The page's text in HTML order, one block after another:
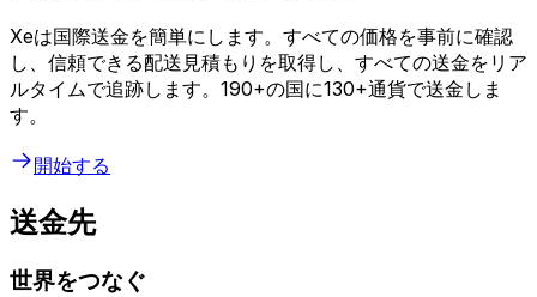
Xeは国際送金を簡単にします。すべての価格を事前に確認
し、信頼できる配送見積もりを取得し、すべての送金をリア
ルタイムで追跡します。190+の国に130+通貨で送金しま
す。
開始する
送金先
世界をつなぐ